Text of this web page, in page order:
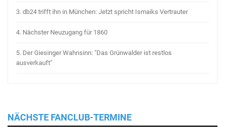
3. db24 trifft ihn in München: Jetzt spricht Ismaiks Vertrauter
4. Nächster Neuzugang für 1860
5. Der Giesinger Wahnsinn: "Das Grünwalder ist restlos
ausverkauft"
NÄCHSTE FANCLUB-TERMINE